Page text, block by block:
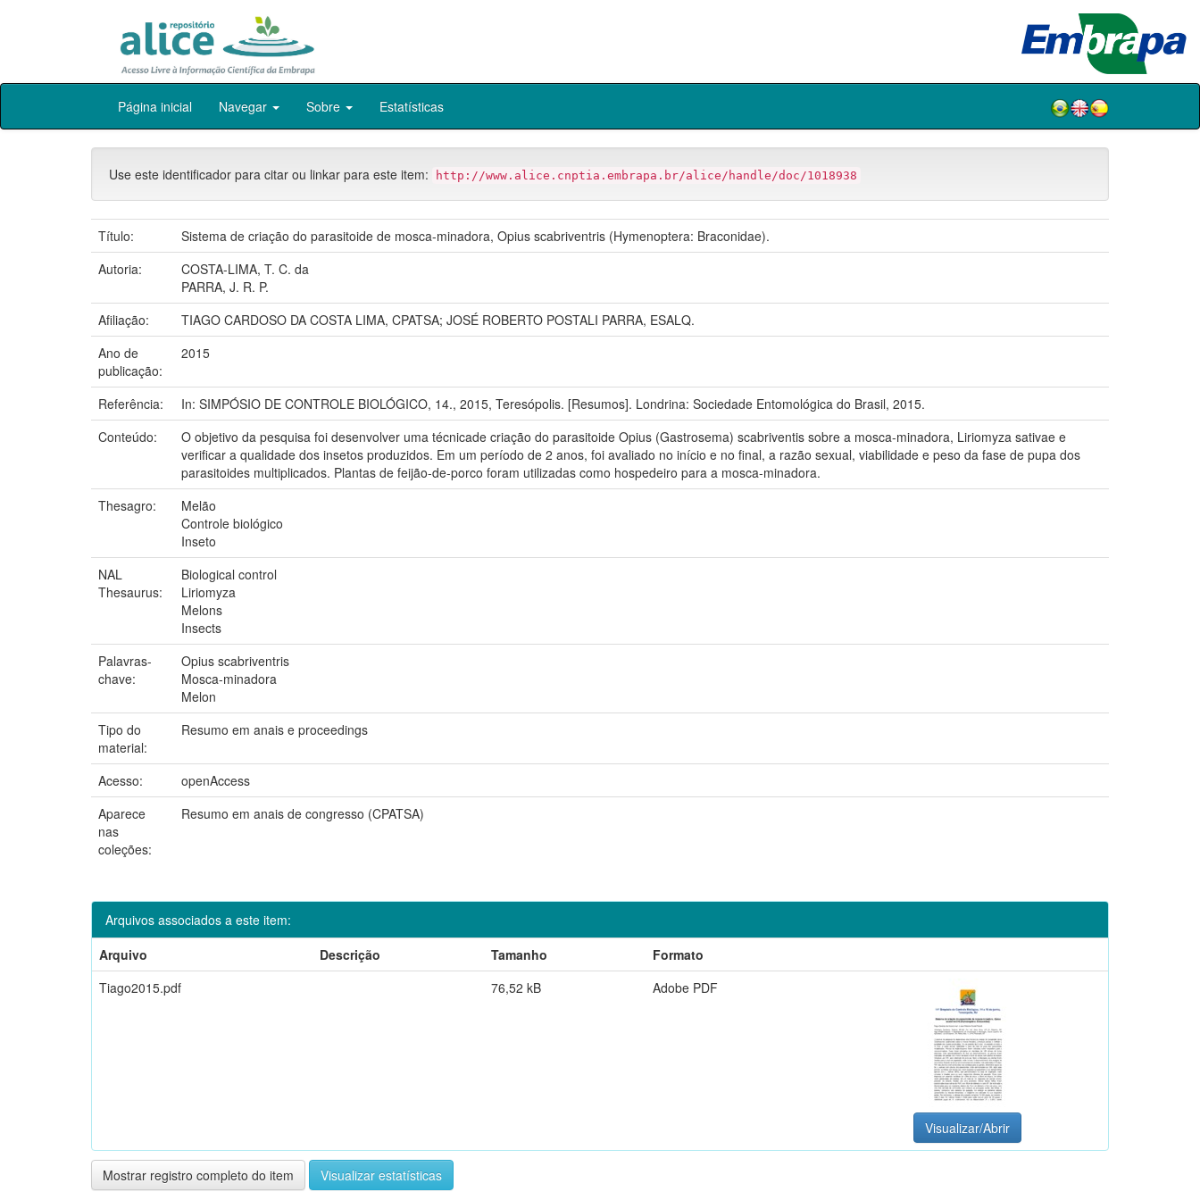
Skip
Página inicial Navegar Sobre Estatísticas
Use este identificador para citar ou linkar para este item: http://www.alice.cnptia.embrapa.br/alice/handle/doc/1018938
Título:
Sistema de criação do parasitoide de mosca-minadora, Opius scabriventris (Hymenoptera: Braconidae).
Autoria:
COSTA-LIMA, T. C. da
PARRA, J. R. P.
Afiliação:
TIAGO CARDOSO DA COSTA LIMA, CPATSA; JOSÉ ROBERTO POSTALI PARRA, ESALQ.
Ano de
publicação:
2015
Referência:
In: SIMPÓSIO DE CONTROLE BIOLÓGICO, 14., 2015, Teresópolis. [Resumos]. Londrina: Sociedade Entomológica do Brasil, 2015.
Conteúdo:
O objetivo da pesquisa foi desenvolver uma técnicade criação do parasitoide Opius (Gastrosema) scabriventis sobre a mosca-minadora, Liriomyza sativae e
verificar a qualidade dos insetos produzidos. Em um período de 2 anos, foi avaliado no início e no final, a razão sexual, viabilidade e peso da fase de pupa dos
parasitoides multiplicados. Plantas de feijão-de-porco foram utilizadas como hospedeiro para a mosca-minadora.
Thesagro:
Melão
Controle biológico
Inseto
NAL
Thesaurus:
Biological control
Liriomyza
Melons
Insects
Palavras-
chave:
Opius scabriventris
Mosca-minadora
Melon
Tipo do
material:
Resumo em anais e proceedings
Acesso:
openAccess
Aparece
nas
coleções:
Resumo em anais de congresso (CPATSA)
Arquivos associados a este item:
Arquivo
Descrição Tamanho
Formato
Tiago2015.pdf
76,52 kB Adobe PDF
Visualizar/Abrir
Mostrar registro completo do item Visualizar estatísticas